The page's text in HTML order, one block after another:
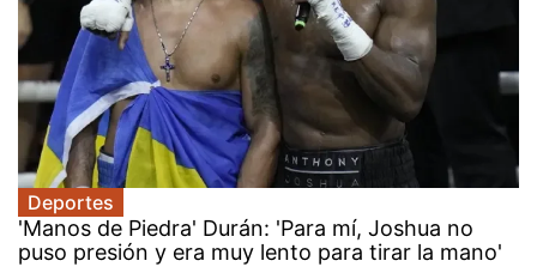
Deportes
'Manos de Piedra' Durán: 'Para mí, Joshua no
puso presión y era muy lento para tirar la mano'